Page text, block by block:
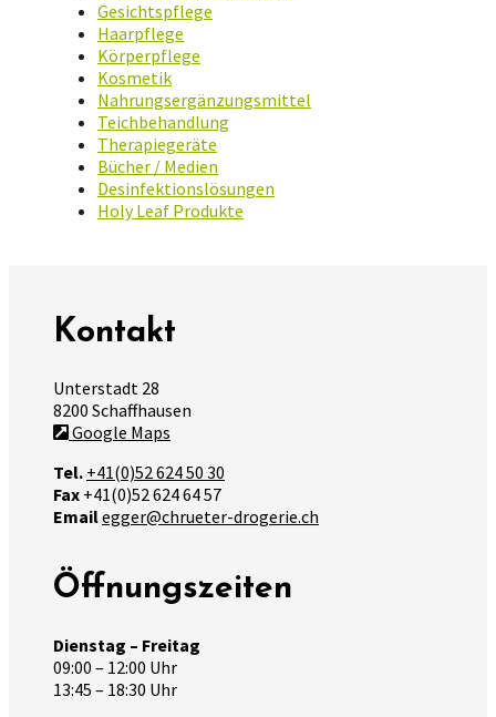
Gesichtspflege
Haarpflege
Körperpflege
Kosmetik
Nahrungsergänzungsmittel
Teichbehandlung
Therapiegeräte
Bücher / Medien
Desinfektionslösungen
Holy Leaf Produkte
Kontakt
Unterstadt 28
8200 Schaffhausen
Google Maps
Tel. +41(0)52 624 50 30
Fax +41(0)52 624 64 57
Emailegger@chrueter-drogerie.ch
Öffnungszeiten
Dienstag – Freitag
09:00 – 12:00 Uhr
13:45 – 18:30 Uhr